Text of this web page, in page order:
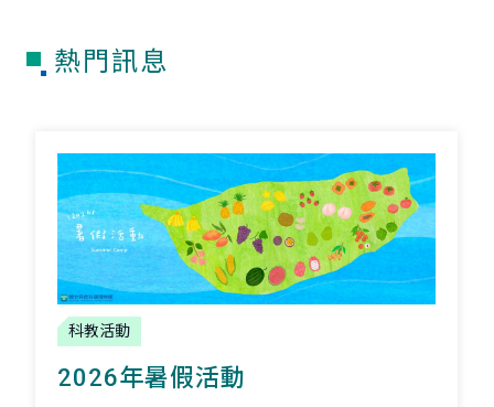
熱門訊息
科教活動
2026年暑假活動